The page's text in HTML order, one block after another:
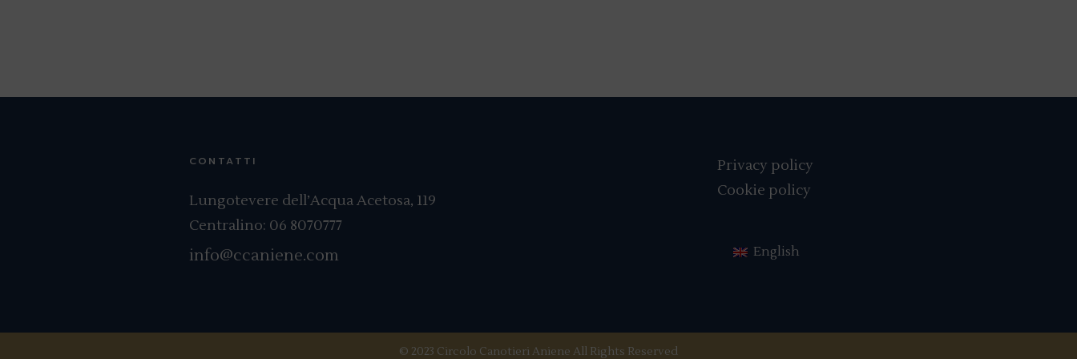
CONTATTI
Lungotevere dell’Acqua Acetosa, 119
Centralino: 06 8070777
info@ccaniene.com
Privacy policy
Cookie policy
English
© 2023 Circolo Canotieri Aniene All Rights Reserved